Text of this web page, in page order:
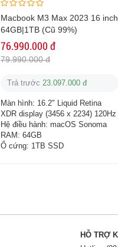
Macbook M3 Max 2023 16 inch
64GB|1TB (Cũ 99%)
76.990.000 đ
79.990.000 đ
Trả trước 23.097.000 đ
Màn hình: 16.2" Liquid Retina
XDR display (3456 x 2234) 120Hz
Hệ điều hành: macOS Sonoma
RAM: 64GB
Ổ cứng: 1TB SSD
HỖ TRỢ